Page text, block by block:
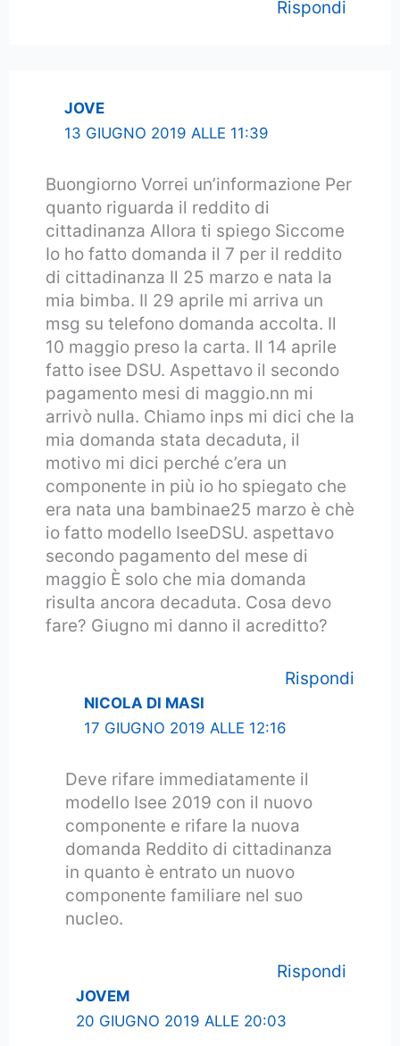
Rispondi
JOVE
13 GIUGNO 2019 ALLE 11:39
Buongiorno Vorrei un’informazione Per
quanto riguarda il reddito di
cittadinanza Allora ti spiego Siccome
Io ho fatto domanda il 7 per il reddito
di cittadinanza Il 25 marzo e nata la
mia bimba. Il 29 aprile mi arriva un
msg su telefono domanda accolta. Il
10 maggio preso la carta. Il 14 aprile
fatto isee DSU. Aspettavo il secondo
pagamento mesi di maggio.nn mi
arrivò nulla. Chiamo inps mi dici che la
mia domanda stata decaduta, il
motivo mi dici perché c’era un
componente in più io ho spiegato che
era nata una bambinae25 marzo è chè
io fatto modello IseeDSU. aspettavo
secondo pagamento del mese di
maggio È solo che mia domanda
risulta ancora decaduta. Cosa devo
fare? Giugno mi danno il acreditto?
Rispondi
NICOLA DI MASI
17 GIUGNO 2019 ALLE 12:16
Deve rifare immediatamente il
modello Isee 2019 con il nuovo
componente e rifare la nuova
domanda Reddito di cittadinanza
in quanto è entrato un nuovo
componente familiare nel suo
nucleo.
Rispondi
JOVEM
20 GIUGNO 2019 ALLE 20:03